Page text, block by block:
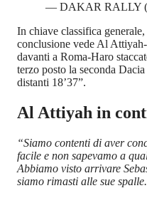
— DAKAR RALLY
In chiave classifica
conclusione vede Al
davanti a Roma-Haro
terzo posto la seconda
distanti 18’37”.
Al Attiyah in
“Siamo contenti di aver
facile e non sapevamo a
Abbiamo visto arrivare
siamo rimasti alle sue spalle.